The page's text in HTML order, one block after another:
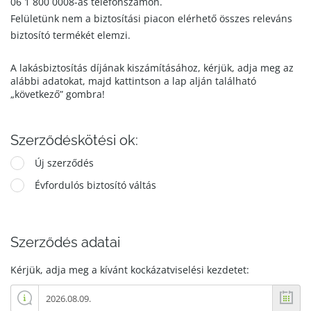
Felületünk nem a biztosítási piacon elérhető összes releváns
biztosító termékét elemzi.
A lakásbiztosítás díjának kiszámításához, kérjük, adja meg az
alábbi adatokat, majd kattintson a lap alján található
„következő” gombra!
Szerződéskötési ok:
Új szerződés
Évfordulós biztosító váltás
Szerződés adatai
Kérjük, adja meg a kívánt kockázatviselési kezdetet: